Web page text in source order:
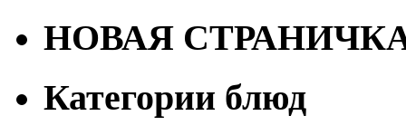
НОВАЯ
Категории блюд